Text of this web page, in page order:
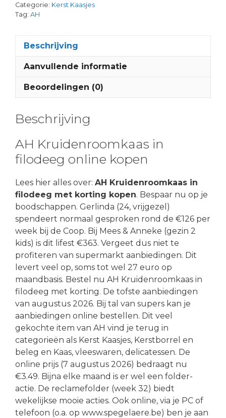
Categorie: Kerst Kaasjes
Tag: AH
Beschrijving
Aanvullende informatie
Beoordelingen (0)
Beschrijving
AH Kruidenroomkaas in
filodeeg online kopen
Lees hier alles over: AH Kruidenroomkaas in
filodeeg met korting kopen. Bespaar nu op je
boodschappen. Gerlinda (24, vrijgezel)
spendeert normaal gesproken rond de €126 per
week bij de Coop. Bij Mees & Anneke (gezin 2
kids) is dit lifest €363. Vergeet dus niet te
profiteren van supermarkt aanbiedingen. Dit
levert veel op, soms tot wel 27 euro op
maandbasis. Bestel nu AH Kruidenroomkaas in
filodeeg met korting. De tofste aanbiedingen
van augustus 2026. Bij tal van supers kan je
aanbiedingen online bestellen. Dit veel
gekochte item van AH vind je terug in
categorieën als Kerst Kaasjes, Kerstborrel en
beleg en Kaas, vleeswaren, delicatessen. De
online prijs (7 augustus 2026) bedraagt nu
€3.49. Bijna elke maand is er wel een folder-
actie. De reclamefolder (week 32) biedt
wekelijkse mooie acties. Ook online, via je PC of
telefoon (o.a. op www.spegelaere.be) ben je aan